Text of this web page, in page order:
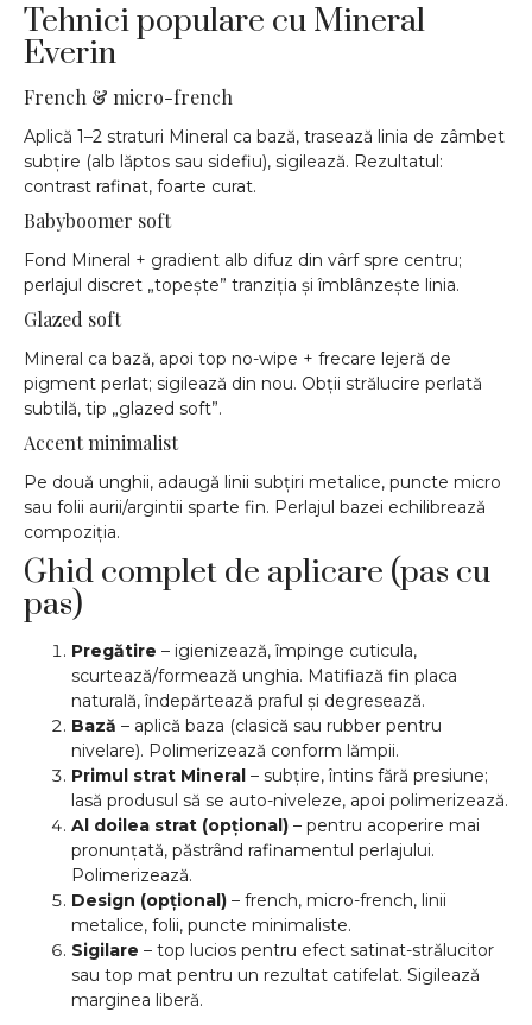
Tehnici populare cu Mineral
Everin
French & micro-french
Aplică 1–2 straturi Mineral ca bază, trasează linia de zâmbet
subțire (alb lăptos sau sidefiu), sigilează. Rezultatul:
contrast rafinat, foarte curat.
Babyboomer soft
Fond Mineral + gradient alb difuz din vârf spre centru;
perlajul discret „topește” tranziția și îmblânzește linia.
Glazed soft
Mineral ca bază, apoi top no-wipe + frecare lejeră de
pigment perlat; sigilează din nou. Obții strălucire perlată
subtilă, tip „glazed soft”.
Accent minimalist
Pe două unghii, adaugă linii subțiri metalice, puncte micro
sau folii aurii/argintii sparte fin. Perlajul bazei echilibrează
compoziția.
Ghid complet de aplicare (pas cu
pas)
Pregătire – igienizează, împinge cuticula,
scurtează/formează unghia. Matifiază fin placa
naturală, îndepărtează praful și degresează.
Bază – aplică baza (clasică sau rubber pentru
nivelare). Polimerizează conform lămpii.
Primul strat Mineral – subțire, întins fără presiune;
lasă produsul să se auto-niveleze, apoi polimerizează.
Al doilea strat (opțional) – pentru acoperire mai
pronunțată, păstrând rafinamentul perlajului.
Polimerizează.
Design (opțional) – french, micro-french, linii
metalice, folii, puncte minimaliste.
Sigilare – top lucios pentru efect satinat-strălucitor
sau top mat pentru un rezultat catifelat. Sigilează
marginea liberă.